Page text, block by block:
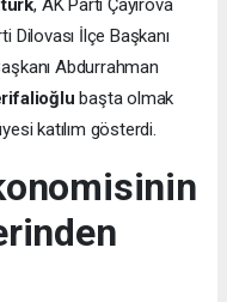
, AK Parti Çayırova
Dilovası İlçe Başkanı
Abdurrahman
başta olmak
katılım gösterdi.